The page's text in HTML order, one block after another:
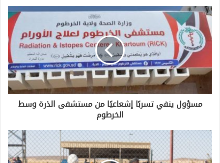
مسؤول ينفي تسربًا إشعاعيًا من مستشفى الذرة وسط
الخرطوم